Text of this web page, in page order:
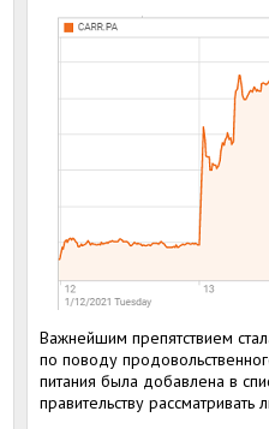
Важнейшим препятствием
по поводу
питания была добавлена в
правительству